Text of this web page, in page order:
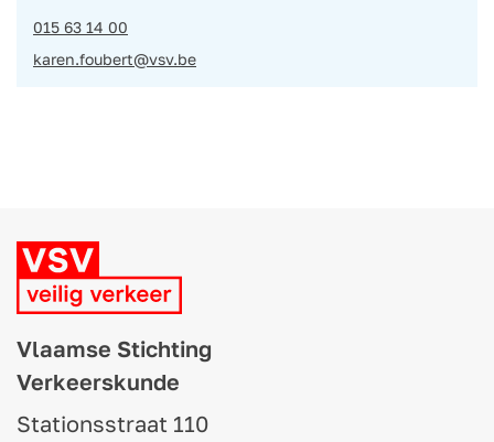
015 63 14 00
karen.foubert@vsv.be
Vlaamse Stichting
Verkeerskunde
Stationsstraat 110